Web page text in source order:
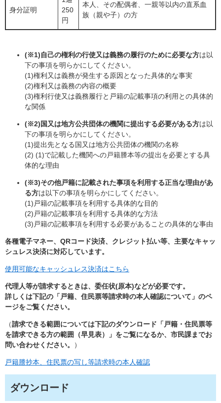
身分証明
250
円
本人、その配偶者、一親等以内の直系血
族（親や子）の方
(※1)自己の権利の行使又は義務の履行のために必要な方は以
下の事項を明らかにしてください。
(1)権利又は義務が発生する原因となった具体的な事実
(2)権利又は義務の内容の概要
(3)権利行使又は義務履行と戸籍の記載事項の利用との具体的
な関係
(※2)国又は地方公共団体の機関に提出する必要がある方は以
下の事項を明らかにしてください。
(1)提出先となる国又は地方公共団体の機関の名称
(2) (1)で記載した機関への戸籍謄本等の提出を必要とする具
体的な理由
(※3)その他戸籍に記載された事項を利用する正当な理由があ
る方は以下の事項を明らかにしてください。
(1)戸籍の記載事項を利用する具体的な目的
(2)戸籍の記載事項を利用する具体的な方法
(3)戸籍の記載事項を利用する必要があることの具体的な事由
各種電子マネー、QRコード決済、クレジット払い等、主要なキャッ
シュレス決済に対応しています。
使用可能なキャッシュレス決済はこちら
代理人等が請求するときは、委任状(原本)などが必要です。
詳しくは下記の「戸籍、住民票等請求時の本人確認について」のペ
ージをご覧ください。
（請求できる範囲については下記のダウンロード「戸籍・住民票等
を請求できる方の範囲（早見表）」をご覧になるか、市民課までお
問い合わせください。
）
戸籍謄抄本、住民票の写し等請求時の本人確認
ダウンロード